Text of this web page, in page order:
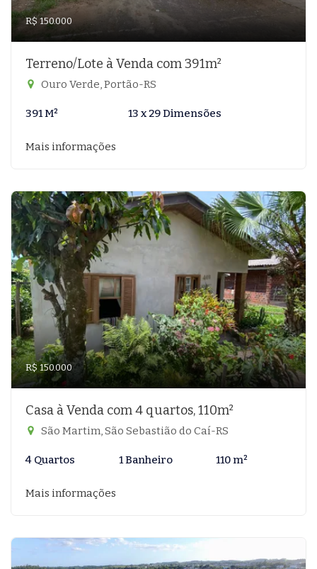
R$ 150.000
Terreno/Lote à Venda com 391m²
Ouro Verde, Portão-RS
391 M² 13 x 29 Dimensões
Mais informações
R$ 150.000
Casa à Venda com 4 quartos, 110m²
São Martim, São Sebastião do Caí-RS
4 Quartos 1 Banheiro 110 m²
Mais informações